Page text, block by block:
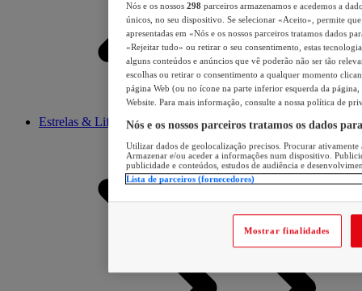
Estrelas & Lifestyle
Nós e os nossos 298 parceiros armazenamos e acedemos a
únicos, no seu dispositivo. Se selecionar «Aceito», permite
apresentadas em «Nós e os nossos parceiros tratamos dados
«Rejeitar tudo» ou retirar o seu consentimento, estas
alguns conteúdos e anúncios que vê poderão não ser tão
escolhas ou retirar o consentimento a qualquer momento
página Web (ou no ícone na parte inferior esquerda da página,
Website. Para mais informação, consulte a nossa política de
Nós e os nossos parceiros tratamos os dados
Utilizar dados de geolocalização precisos. Procurar
Armazenar e/ou aceder a informações num dispositivo.
publicidade e conteúdos, estudos de audiência e
Lista de parceiros (fornecedores)
Mostrar finalidades